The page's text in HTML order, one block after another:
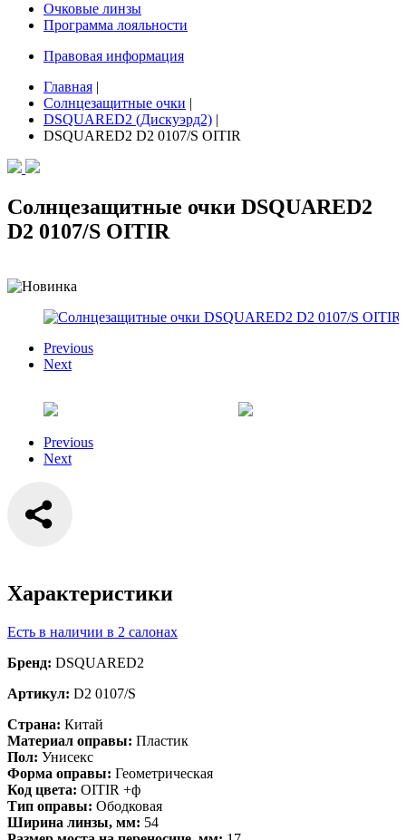
Очковые линзы
Программа лояльности
Правовая информация
Главная |
Солнцезащитные очки |
DSQUARED2 (Дискуэрд2) |
DSQUARED2 D2 0107/S OITIR
Солнцезащитные очки DSQUARED2
D2 0107/S OITIR
Previous
Next
Previous
Next
Характеристики
Есть в наличии в 2 салонах
Бренд: DSQUARED2
Артикул: D2 0107/S
Страна: Китай
Материал оправы: Пластик
Пол: Унисекс
Форма оправы: Геометрическая
Код цвета: OITIR +ф
Тип оправы: Ободковая
Ширина линзы, мм: 54